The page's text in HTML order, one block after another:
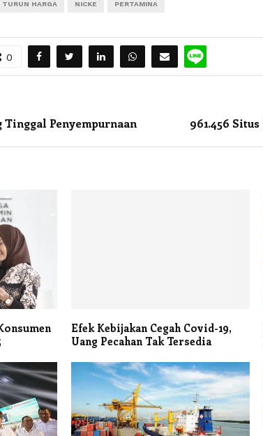
TURUN HARGA NICKE PERTAMINA
0
Penyempurnaan 961.456
Efek Kebijakan Cegah Covid-19,
Uang Pecahan Tak Tersedia